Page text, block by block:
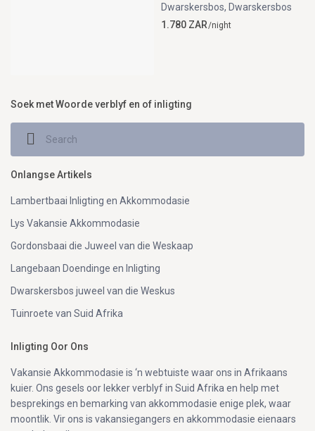
Dwarskersbos, Dwarskersbos
1.780 ZAR/night
Soek met Woorde verblyf en of inligting
Onlangse Artikels
Lambertbaai Inligting en Akkommodasie
Lys Vakansie Akkommodasie
Gordonsbaai die Juweel van die Weskaap
Langebaan Doendinge en Inligting
Dwarskersbos juweel van die Weskus
Tuinroete van Suid Afrika
Inligting Oor Ons
Vakansie Akkommodasie is ‘n webtuiste waar ons in Afrikaans
kuier. Ons gesels oor lekker verblyf in Suid Afrika en help met
besprekings en bemarking van akkommodasie enige plek, waar
moontlik. Vir ons is vakansiegangers en akkommodasie eienaars